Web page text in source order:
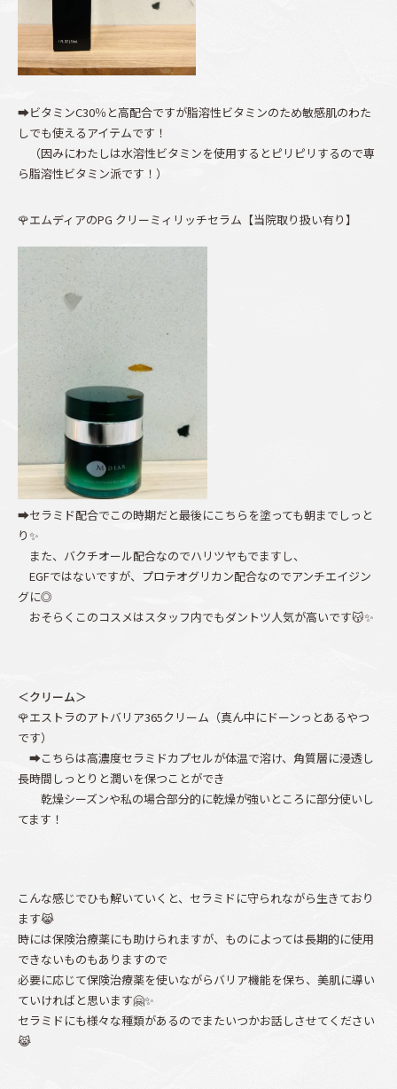
➡ビタミンC30％と高配合ですが脂溶性ビタミンのため敏感肌のわた
しでも使えるアイテムです！
（因みにわたしは水溶性ビタミンを使用するとピリピリするので専
ら脂溶性ビタミン派です！）
🌹エムディアのPG クリーミィリッチセラム【当院取り扱い有り】
➡セラミド配合でこの時期だと最後にこちらを塗っても朝までしっと
り✨
また、バクチオール配合なのでハリツヤもでますし、
EGFではないですが、プロテオグリカン配合なのでアンチエイジン
グに◎
おそらくこのコスメはスタッフ内でもダントツ人気が高いです😽✨
＜クリーム＞
🌹エストラのアトバリア365クリーム（真ん中にドーンっとあるやつ
です）
➡こちらは高濃度セラミドカプセルが体温で溶け、角質層に浸透し
長時間しっとりと潤いを保つことができ
乾燥シーズンや私の場合部分的に乾燥が強いところに部分使いし
てます！
こんな感じでひも解いていくと、セラミドに守られながら生きており
ます😹
時には保険治療薬にも助けられますが、ものによっては長期的に使用
できないものもありますので
必要に応じて保険治療薬を使いながらバリア機能を保ち、美肌に導い
ていければと思います🤗✨
セラミドにも様々な種類があるのでまたいつかお話しさせてください
😹